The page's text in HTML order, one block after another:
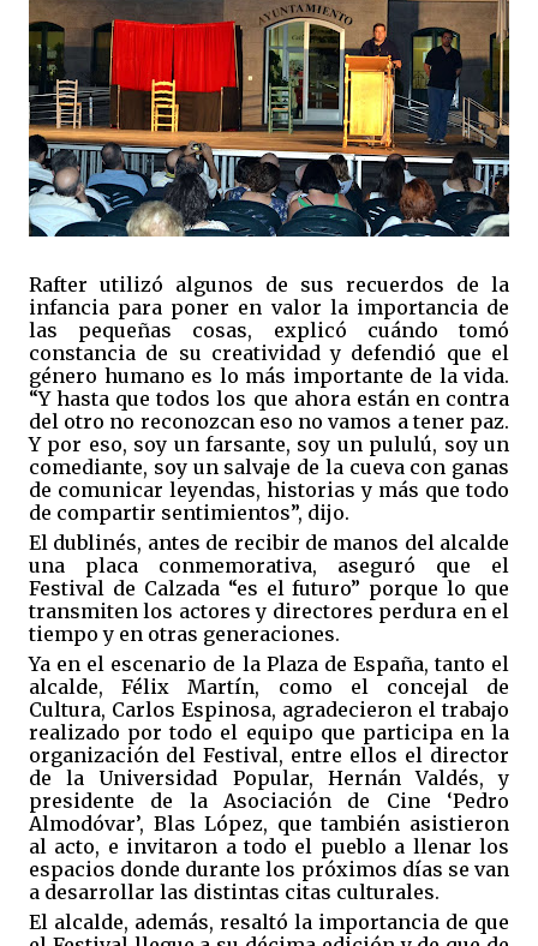
Rafter utilizó algunos de sus recuerdos de la
infancia para poner en valor la importancia de
las pequeñas cosas, explicó cuándo tomó
constancia de su creatividad y defendió que el
género humano es lo más importante de la vida.
“Y hasta que todos los que ahora están en contra
del otro no reconozcan eso no vamos a tener paz.
Y por eso, soy un farsante, soy un pululú, soy un
comediante, soy un salvaje de la cueva con ganas
de comunicar leyendas, historias y más que todo
de compartir sentimientos”, dijo.
El dublinés, antes de recibir de manos del alcalde
una placa conmemorativa, aseguró que el
Festival de Calzada “es el futuro” porque lo que
transmiten los actores y directores perdura en el
tiempo y en otras generaciones.
Ya en el escenario de la Plaza de España, tanto el
alcalde, Félix Martín, como el concejal de
Cultura, Carlos Espinosa, agradecieron el trabajo
realizado por todo el equipo que participa en la
organización del Festival, entre ellos el director
de la Universidad Popular, Hernán Valdés, y
presidente de la Asociación de Cine ‘Pedro
Almodóvar’, Blas López, que también asistieron
al acto, e invitaron a todo el pueblo a llenar los
espacios donde durante los próximos días se van
a desarrollar las distintas citas culturales.
El alcalde, además, resaltó la importancia de que